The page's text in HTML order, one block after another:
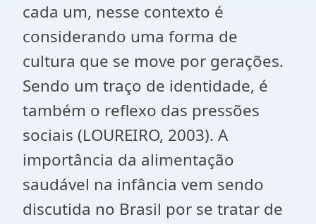
cada um, nesse contexto é
considerando uma forma de
cultura que se move por gerações.
Sendo um traço de identidade, é
também o reflexo das pressões
sociais (LOUREIRO, 2003). A
importância da alimentação
saudável na infância vem sendo
discutida no Brasil por se tratar de